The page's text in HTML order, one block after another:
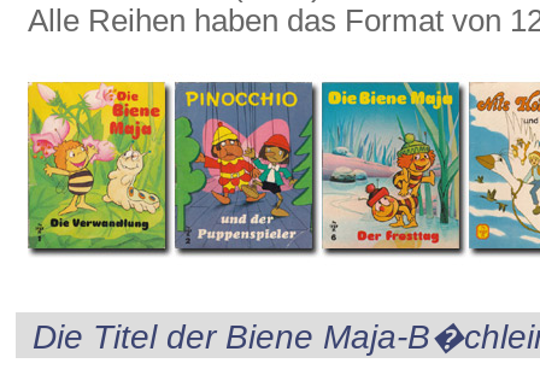
Alle Reihen haben das Format von
Die Titel der Biene Maja-